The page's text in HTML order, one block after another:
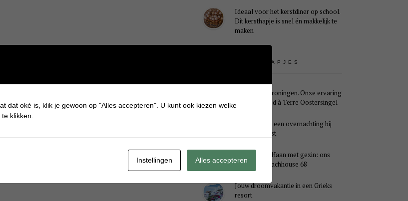
Ideaal voor het kerstdiner op school.
Dit kersthapje is snel én makkelijk te
maken
UITSTAPJES
Weekendje Groningen. Onze ervaring
met B&B Pied à Terre Oostersingel
Genieten van een overnachting bij
B&B Landlust
Midweek De Haan met gezin: ons
verblijf in Beachhouse 68
Jouw droomvakantie in een Grieks
resort
dat oké is, klik je gewoon op "Alles accepteren". U kunt ook kiezen welke
klikken.
Instellingen Alles accepteren